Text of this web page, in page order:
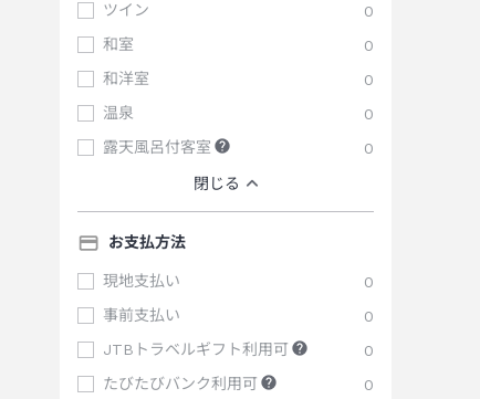
ツイン
0
和室
0
和洋室
0
温泉
0
露天風呂付客室
0
閉じる
お支払方法
現地支払い
0
事前支払い
0
JTBトラベルギフト利用可
0
たびたびバンク利用可
0